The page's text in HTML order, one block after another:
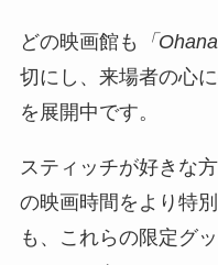
どの映画館も 「
切にし、来場者の心
を展開中です。
スティッチが好きな
の映画時間をより特
も、これらの限定グ